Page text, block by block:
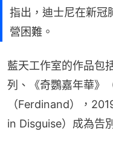
指出，迪士尼在新冠
營困難。
藍天工作室的作品包
列、《奇鸚嘉年華》
（Ferdinand），
in Disguise）成為告